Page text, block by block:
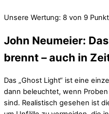
Unsere Wertung: 8 von 9
John Neumeier:
brennt – auch in
Das „Ghost Light“ ist eine
dann beleuchtet, wenn
sind. Realistisch gesehen ist